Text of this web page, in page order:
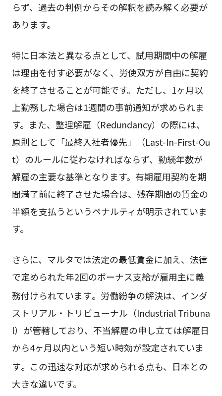
らず、過去の判例からその解釈を読み解く必要が
あります。
特に日本法と異なる点として、試用期間中の解雇
は理由を付す必要がなく、労使双方が自由に契約
を終了させることが可能です。ただし、1ヶ月以
上勤務した場合は1週間の事前通知が求められま
す。また、整理解雇（Redundancy）の際には、
原則として「最終入社者優先」（Last-In-First-Ou
t）のルールに従わなければならず、勤続年数が
解雇の主要な基準となります。有期雇用契約を期
間満了前に終了させた場合は、残存期間の賃金の
半額を支払うというペナルティが明示されていま
す。
さらに、マルタでは法定の最低賃金に加え、法律
で定められた年2回のボーナス支給が雇用主に義
務付けられています。労働紛争の解決は、インダ
ストリアル・トリビューナル（Industrial Tribuna
l）が管轄しており、不当解雇の申し立ては解雇日
から4ヶ月以内という短い時効が設定されていま
す。この迅速な対応が求められる点も、日本との
大きな違いです。